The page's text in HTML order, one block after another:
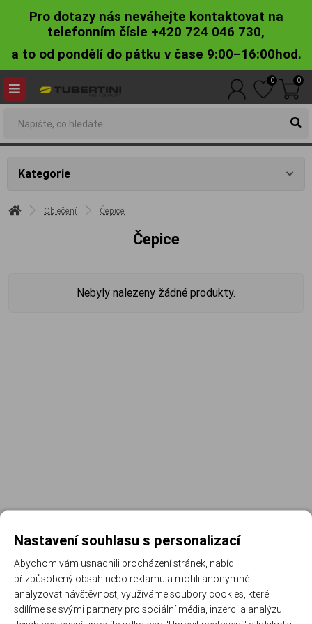
Pro dotazy nás neváhejte kontaktovat na
telefonním čísle +420 724 046 730,
a to od pondělí do pátku v čase 9:00–16:00hod.
0 0
Kategorie
Oblečení Čepice
Čepice
Nebyly nalezeny žádné produkty.
Registrujte se k odběru newsletteru a už Vám
nic neunikne
Nastavení souhlasu s personalizací
Abychom vám usnadnili procházení stránek, nabídli
přizpůsobený obsah nebo reklamu a mohli anonymně
analyzovat návštěvnost, využíváme soubory cookies, které
sdílíme se svými partnery pro sociální média, inzerci a analýzu.